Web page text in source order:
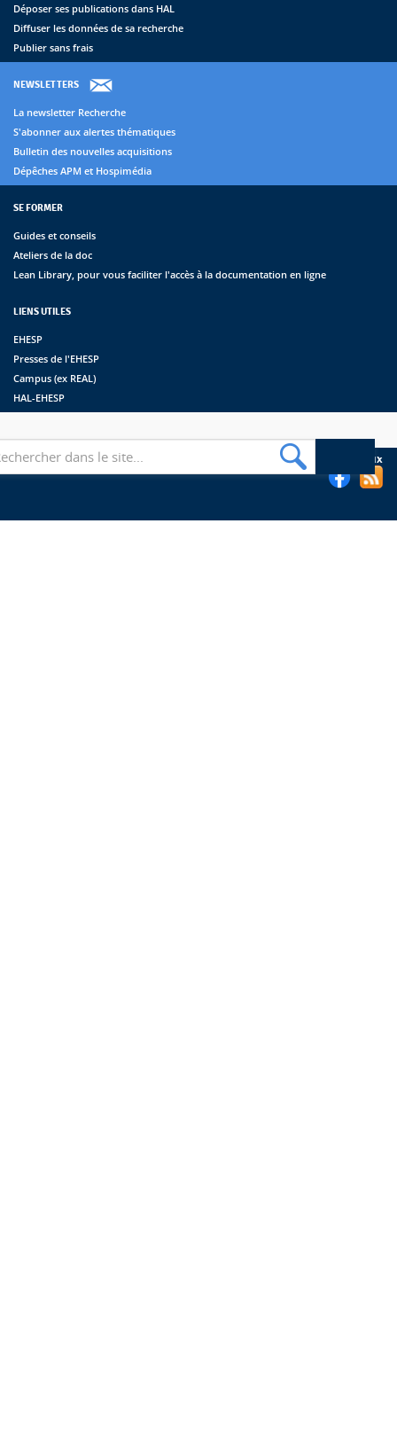
Déposer ses publications dans HAL
Diffuser les données de sa recherche
Publier sans frais
NEWSLETTERS
La newsletter Recherche
S'abonner aux alertes thématiques
Bulletin des nouvelles acquisitions
Dépêches APM et Hospimédia
SE FORMER
Guides et conseils
Ateliers de la doc
Lean Library, pour vous faciliter l'accès à la documentation en ligne
LIENS UTILES
EHESP
Presses de l'EHESP
Campus (ex REAL)
HAL-EHESP
Suivez les bibliothèques de l'EHESP sur les réseaux sociaux